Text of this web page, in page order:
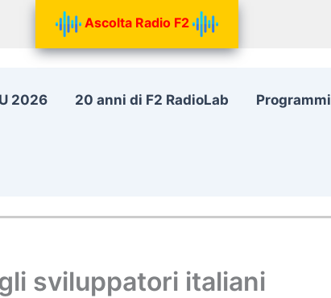
Ascolta Radio F2
2026 20 anni di F2 RadioLab Programmi
sviluppatori italiani